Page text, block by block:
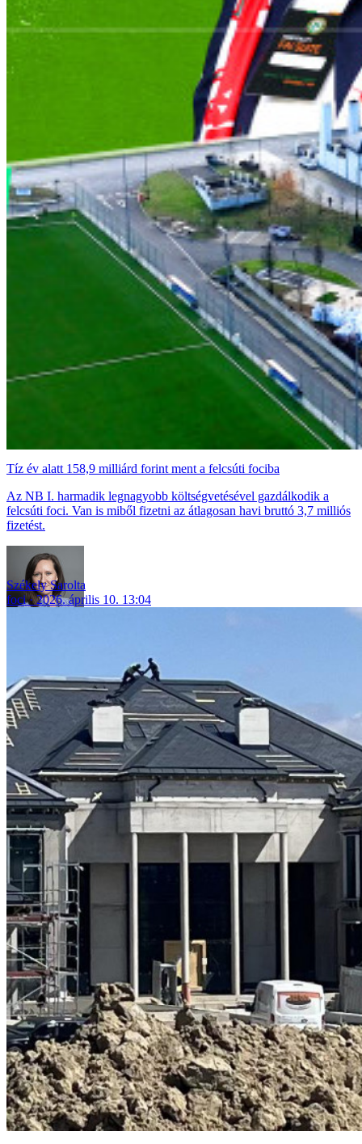
Tíz év alatt 158,9 milliárd forint ment a felcsúti fociba
Az NB I. harmadik legnagyobb költségvetésével gazdálkodik a
felcsúti foci. Van is miből fizetni az átlagosan havi bruttó 3,7 milliós
fizetést.
Székely Sarolta
foci
2026. április 10. 13:04